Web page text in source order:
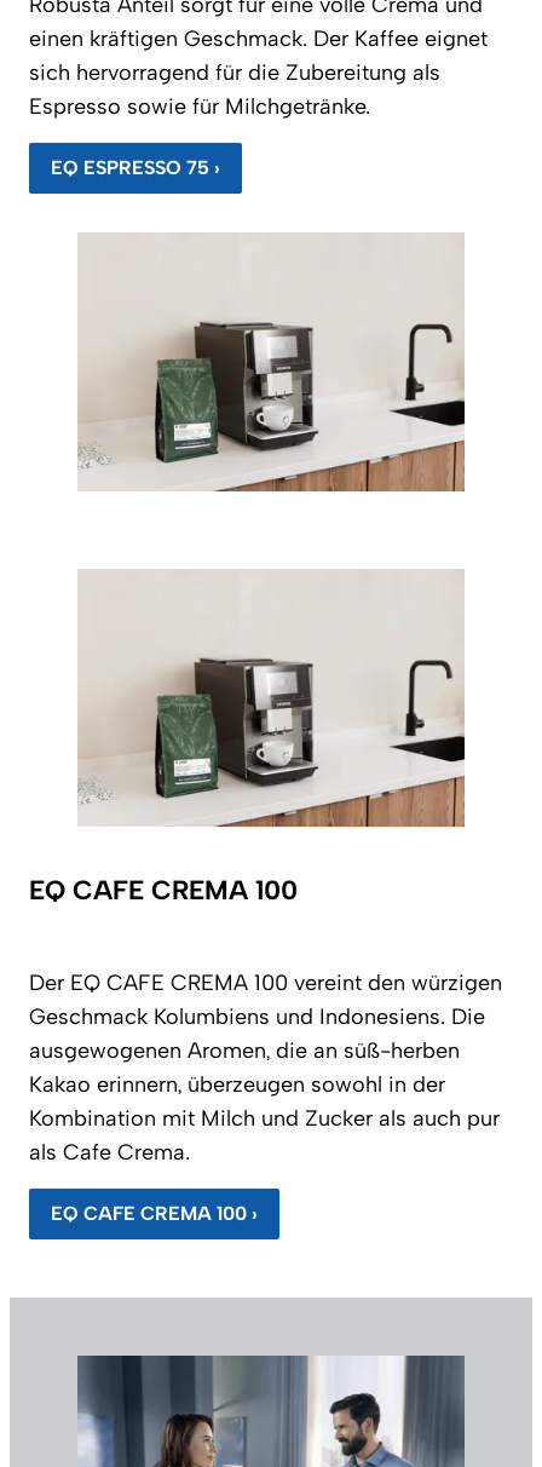
einen kräftigen Geschmack. Der Kaffee eignet
sich hervorragend für die Zubereitung als
Espresso sowie für Milchgetränke.
EQ ESPRESSO 75 ›
EQ CAFE CREMA 100
Der EQ CAFE CREMA 100 vereint den würzigen
Geschmack Kolumbiens und Indonesiens. Die
ausgewogenen Aromen, die an süß-herben
Kakao erinnern, überzeugen sowohl in der
Kombination mit Milch und Zucker als auch pur
als Cafe Crema.
EQ CAFE CREMA 100 ›